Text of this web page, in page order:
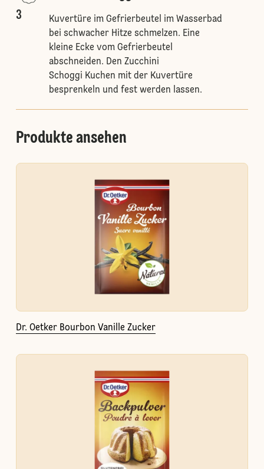
3
Kuvertüre im Gefrierbeutel im Wasserbad
bei schwacher Hitze schmelzen. Eine
kleine Ecke vom Gefrierbeutel
abschneiden. Den Zucchini
Schoggi Kuchen mit der Kuvertüre
besprenkeln und fest werden lassen.
Produkte ansehen
Dr. Oetker Bourbon Vanille Zucker